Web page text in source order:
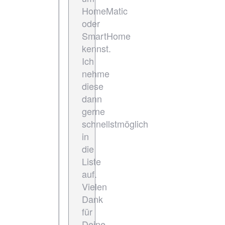
HomeMatic
oder
SmartHome
kennst.
Ich
nehme
diese
dann
gerne
schnellstmöglich
in
die
Liste
auf.
Vielen
Dank
für